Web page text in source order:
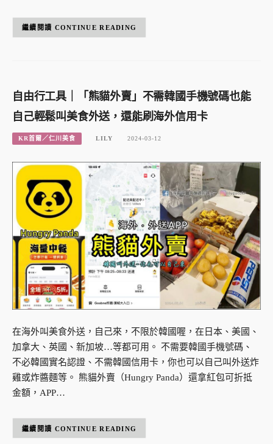
CONTINUE READING
自由行工具｜「熊貓外賣」不需韓國手機號碼也能
自己輕鬆叫美食外送，還能刷海外信用卡
KR首爾／仁川美食 LILY 2024-03-12
在海外叫美食外送，自己來，不限於韓國喔，在日本、美國、
加拿大、英國、新加坡…等都可用。 不需要韓國手機號碼、
不必韓國實名認證、不需韓國信用卡，你也可以自己叫外送炸
雞或炸醬麵等。 熊貓外賣（Hungry Panda）還拿紅包可折抵
金額，APP…
CONTINUE READING